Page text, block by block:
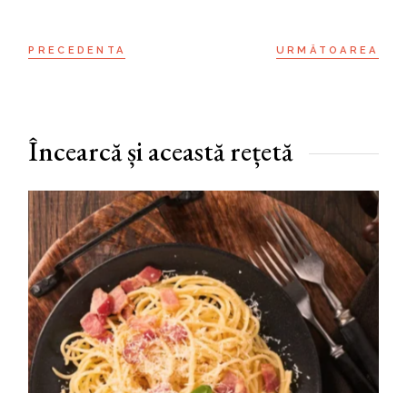
PRECEDENTA URMĂTOAREA
Încearcă și această rețetă